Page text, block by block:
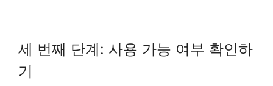
세 번째 단계: 사용 가능 여부 확인하
기